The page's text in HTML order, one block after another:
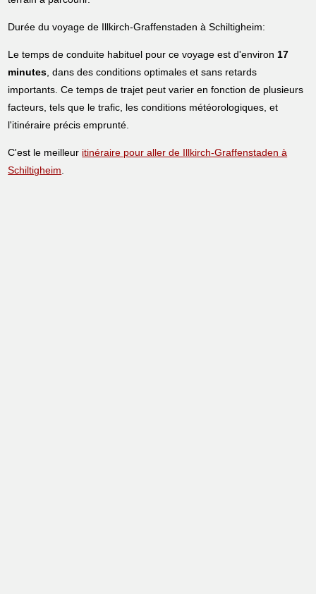
Durée du voyage de Illkirch-Graffenstaden à Schiltigheim:
Le temps de conduite habituel pour ce voyage est d'environ17
minutes, dans des conditions optimales et sans retards
importants. Ce temps de trajet peut varier en fonction de plusieurs
facteurs, tels que le trafic, les conditions météorologiques, et
l'itinéraire précis emprunté.
C'est le meilleur itinéraire pour aller de Illkirch-Graffenstaden à
Schiltigheim.